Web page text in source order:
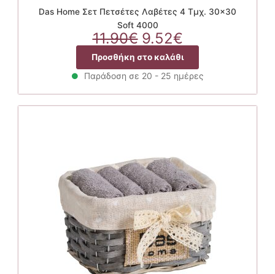
Das Home Σετ Πετσέτες Λαβέτες 4 Τμχ. 30×30
Soft 4000
11.90€ Original
price
was:
11.90€.
9.52€Η
τρέχουσα
τιμή
είναι:
9.52€.
Προσθήκη στο καλάθι
Παράδοση σε 20 - 25 ημέρες